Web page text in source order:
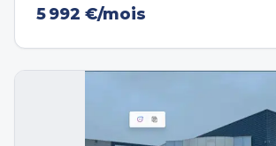
5 992 €/mois